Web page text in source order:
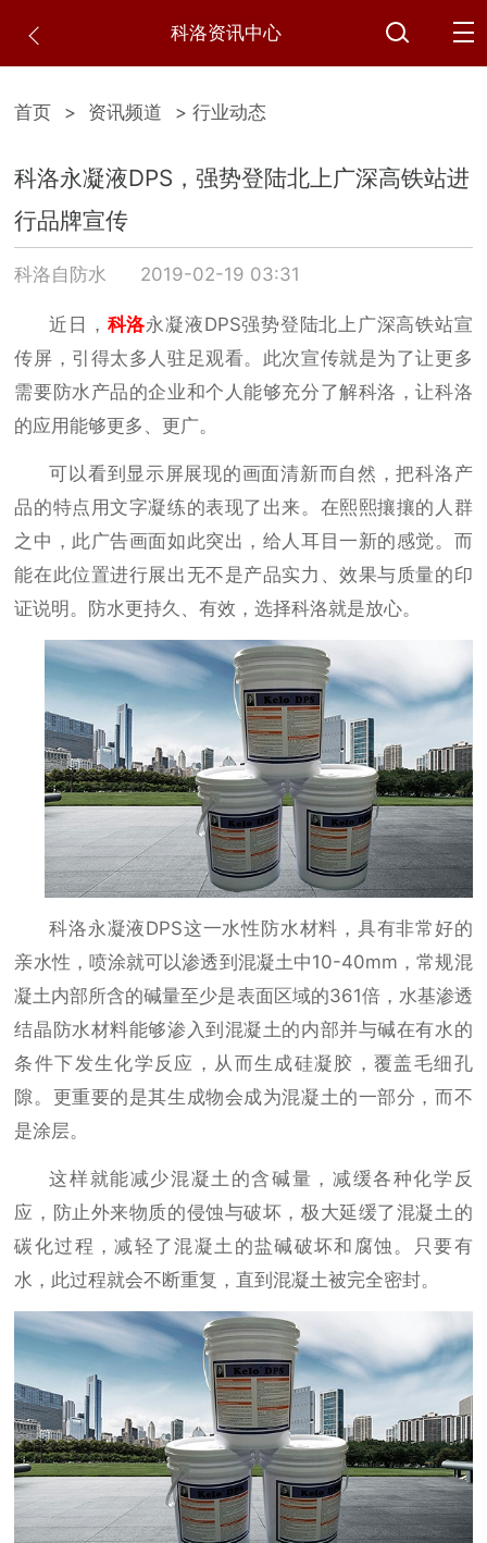
科洛资讯中心
首页 > 资讯频道 > 行业动态
科洛永凝液DPS，强势登陆北上广深高铁站进
行品牌宣传
科洛自防水 2019-02-19 03:31
近日， 科洛永凝液DPS强势登陆北上广深高铁站宣
传屏，引得太多人驻足观看。此次宣传就是为了让更多
需要防水产品的企业和个人能够充分了解科洛，让科洛
的应用能够更多、更广。
可以看到显示屏展现的画面清新而自然，把科洛产
品的特点用文字凝练的表现了出来。在熙熙攘攘的人群
之中，此广告画面如此突出，给人耳目一新的感觉。而
能在此位置进行展出无不是产品实力、效果与质量的印
证说明。防水更持久、有效，选择科洛就是放心。
科洛永凝液DPS这一水性防水材料，具有非常好的
亲水性，喷涂就可以渗透到混凝土中10-40mm，常规混
凝土内部所含的碱量至少是表面区域的361倍，水基渗透
结晶防水材料能够渗入到混凝土的内部并与碱在有水的
条件下发生化学反应，从而生成硅凝胶，覆盖毛细孔
隙。更重要的是其生成物会成为混凝土的一部分，而不
是涂层。
这样就能减少混凝土的含碱量，减缓各种化学反
应，防止外来物质的侵蚀与破坏，极大延缓了混凝土的
碳化过程，减轻了混凝土的盐碱破坏和腐蚀。只要有
水，此过程就会不断重复，直到混凝土被完全密封。